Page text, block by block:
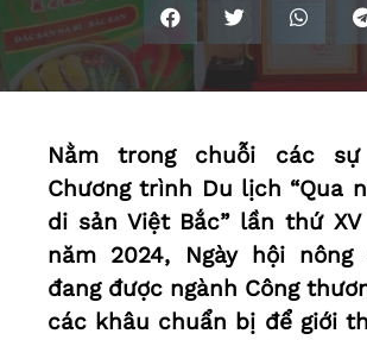
Nằm trong chuỗi các
Chương trình Du lịch “Qua
di sản Việt Bắc” lần thứ
năm 2024, Ngày hội nông
đang được ngành Công
các khâu chuẩn bị để giới